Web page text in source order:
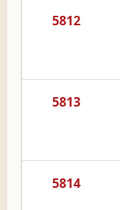
5812
5813
5814